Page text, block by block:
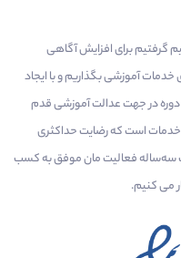
که تصمیم گرفتیم برای افزایش آگاهی
آموزشی بگذاریم و با ایجاد
دوره در جهت عدالت آموزشی قدم
است که رضایت حداکثری
سه‌ساله فعالیت مان موفق به کسب
می‌ کنیم.